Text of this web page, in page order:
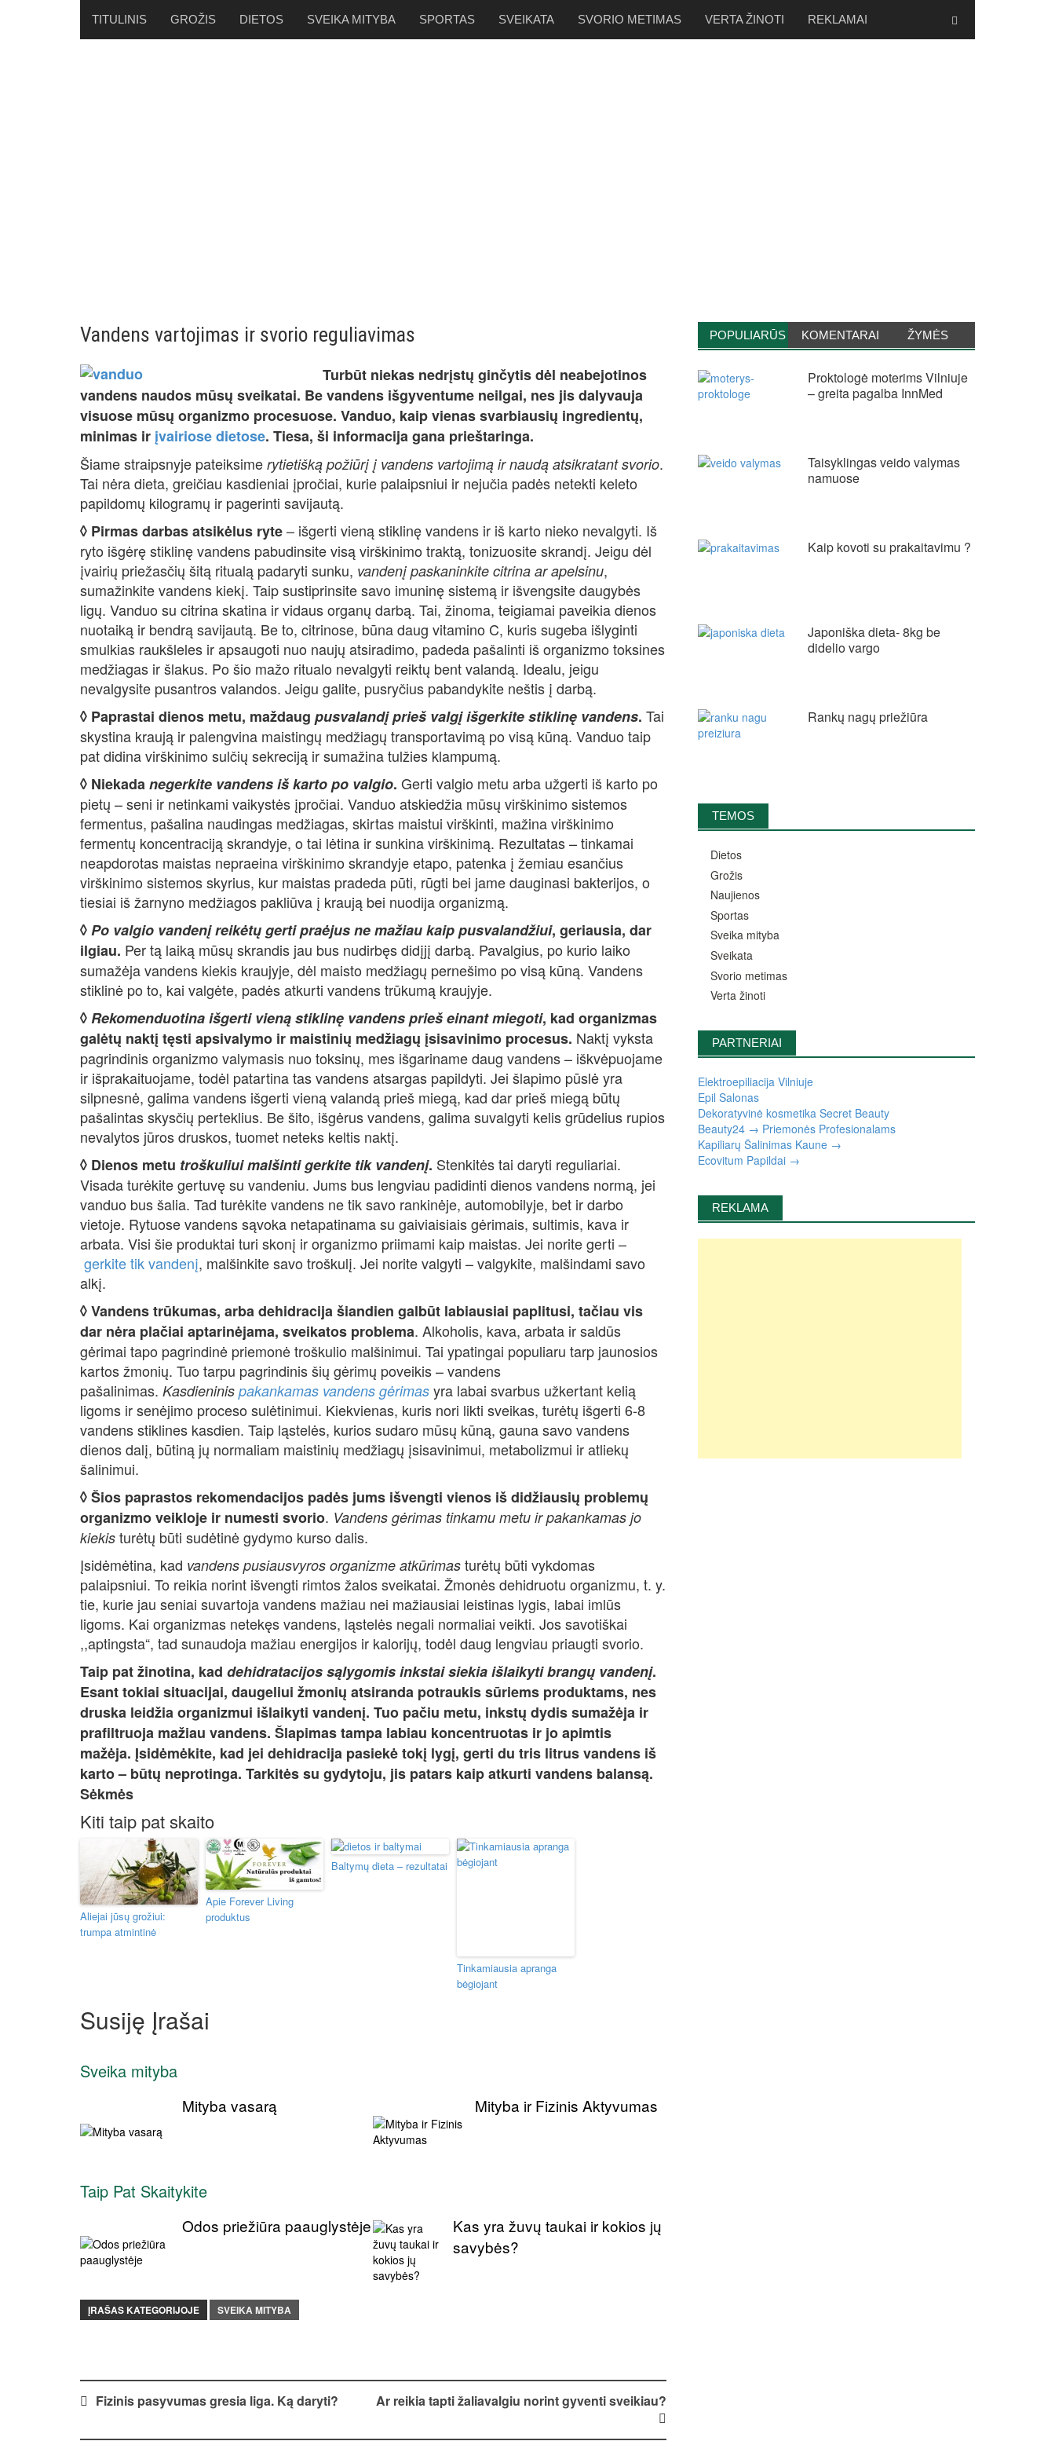
TITULINIS GROŽIS DIETOS SVEIKA MITYBA SPORTAS SVEIKATA SVORIO METIMAS VERTA ŽINOTI REKLAMAI
Vandens vartojimas ir svorio reguliavimas
Turbūt niekas nedrįstų ginčytis dėl neabejotinos
vandens naudos mūsų sveikatai. Be vandens išgyventume neilgai, nes jis dalyvauja
visuose mūsų organizmo procesuose. Vanduo, kaip vienas svarbiausių ingredientų,
minimas ir įvairiose dietose. Tiesa, ši informacija gana prieštaringa.
Šiame straipsnyje pateiksime rytietišką požiūrį į vandens vartojimą ir naudą atsikratant svorio.
Tai nėra dieta, greičiau kasdieniai įpročiai, kurie palaipsniui ir nejučia padės netekti keleto
papildomų kilogramų ir pagerinti savijautą.
◊ Pirmas darbas atsikėlus ryte– išgerti vieną stiklinę vandens ir iš karto nieko nevalgyti. Iš
ryto išgėrę stiklinę vandens pabudinsite visą virškinimo traktą, tonizuosite skrandį. Jeigu dėl
įvairių priežasčių šitą ritualą padaryti sunku, vandenį paskaninkite citrina ar apelsinu,
sumažinkite vandens kiekį. Taip sustiprinsite savo imuninę sistemą ir išvengsite daugybės
ligų. Vanduo su citrina skatina ir vidaus organų darbą. Tai, žinoma, teigiamai paveikia dienos
nuotaiką ir bendrą savijautą. Be to, citrinose, būna daug vitamino C, kuris sugeba išlyginti
smulkias raukšleles ir apsaugoti nuo naujų atsiradimo, padeda pašalinti iš organizmo toksines
medžiagas ir šlakus. Po šio mažo ritualo nevalgyti reiktų bent valandą. Idealu, jeigu
nevalgysite pusantros valandos. Jeigu galite, pusryčius pabandykite neštis į darbą.
◊ Paprastai dienos metu, maždaug pusvalandį prieš valgį išgerkite stiklinę vandens. Tai
skystina kraują ir palengvina maistingų medžiagų transportavimą po visą kūną. Vanduo taip
pat didina virškinimo sulčių sekreciją ir sumažina tulžies klampumą.
◊ Niekadanegerkite vandens iš karto po valgio. Gerti valgio metu arba užgerti iš karto po
pietų – seni ir netinkami vaikystės įpročiai. Vanduo atskiedžia mūsų virškinimo sistemos
fermentus, pašalina naudingas medžiagas, skirtas maistui virškinti, mažina virškinimo
fermentų koncentraciją skrandyje, o tai lėtina ir sunkina virškinimą. Rezultatas – tinkamai
neapdorotas maistas nepraeina virškinimo skrandyje etapo, patenka į žemiau esančius
virškinimo sistemos skyrius, kur maistas pradeda pūti, rūgti bei jame dauginasi bakterijos, o
tiesiai iš žarnyno medžiagos pakliūva į kraują bei nuodija organizmą.
◊Po valgio vandenį reikėtų gerti praėjus ne mažiau kaip pusvalandžiui, geriausia, dar
ilgiau. Per tą laiką mūsų skrandis jau bus nudirbęs didįjį darbą. Pavalgius, po kurio laiko
sumažėja vandens kiekis kraujyje, dėl maisto medžiagų pernešimo po visą kūną. Vandens
stiklinė po to, kai valgėte, padės atkurti vandens trūkumą kraujyje.
◊Rekomenduotina išgerti vieną stiklinę vandens prieš einant miegoti, kad organizmas
galėtų naktį tęsti apsivalymo ir maistinių medžiagų įsisavinimo procesus. Naktį vyksta
pagrindinis organizmo valymasis nuo toksinų, mes išgariname daug vandens – iškvėpuojame
ir išprakaituojame, todėl patartina tas vandens atsargas papildyti. Jei šlapimo pūslė yra
silpnesnė, galima vandens išgerti vieną valandą prieš miegą, kad dar prieš miegą būtų
pašalintas skysčių perteklius. Be šito, išgėrus vandens, galima suvalgyti kelis grūdelius rupios
nevalytos jūros druskos, tuomet neteks keltis naktį.
◊ Dienos metu troškuliui malšinti gerkite tik vandenį. Stenkitės tai daryti reguliariai.
Visada turėkite gertuvę su vandeniu. Jums bus lengviau padidinti dienos vandens normą, jei
vanduo bus šalia. Tad turėkite vandens ne tik savo rankinėje, automobilyje, bet ir darbo
vietoje. Rytuose vandens sąvoka netapatinama su gaiviaisiais gėrimais, sultimis, kava ir
arbata. Visi šie produktai turi skonį ir organizmo priimami kaip maistas. Jei norite gerti –
gerkite tik vandenį, malšinkite savo troškulį. Jei norite valgyti – valgykite, malšindami savo
alkį.
◊ Vandens trūkumas, arba dehidracija šiandien galbūt labiausiai paplitusi, tačiau vis
dar nėra plačiai aptarinėjama, sveikatos problema. Alkoholis, kava, arbata ir saldūs
gėrimai tapo pagrindinė priemonė troškulio malšinimui. Tai ypatingai populiaru tarp jaunosios
kartos žmonių. Tuo tarpu pagrindinis šių gėrimų poveikis – vandens
pašalinimas. Kasdieninis pakankamas vandens gėrimas yra labai svarbus užkertant kelią
ligoms ir senėjimo proceso sulėtinimui. Kiekvienas, kuris nori likti sveikas, turėtų išgerti 6-8
vandens stiklines kasdien. Taip ląstelės, kurios sudaro mūsų kūną, gauna savo vandens
dienos dalį, būtiną jų normaliam maistinių medžiagų įsisavinimui, metabolizmui ir atliekų
šalinimui.
◊ Šios paprastos rekomendacijos padės jums išvengti vienos iš didžiausių problemų
organizmo veikloje ir numesti svorio. Vandens gėrimas tinkamu metu ir pakankamas jo
kiekis turėtų būti sudėtinė gydymo kurso dalis.
Įsidėmėtina, kad vandens pusiausvyros organizme atkūrimas turėtų būti vykdomas
palaipsniui. To reikia norint išvengti rimtos žalos sveikatai. Žmonės dehidruotu organizmu, t. y.
tie, kurie jau seniai suvartoja vandens mažiau nei mažiausiai leistinas lygis, labai imlūs
ligoms. Kai organizmas netekęs vandens, ląstelės negali normaliai veikti. Jos savotiškai
,,aptingsta“, tad sunaudoja mažiau energijos ir kalorijų, todėl daug lengviau priaugti svorio.
Taip pat žinotina, kad dehidratacijos sąlygomis inkstai siekia išlaikyti brangų vandenį.
Esant tokiai situacijai, daugeliui žmonių atsiranda potraukis sūriems produktams, nes
druska leidžia organizmui išlaikyti vandenį. Tuo pačiu metu, inkstų dydis sumažėja ir
prafiltruoja mažiau vandens. Šlapimas tampa labiau koncentruotas ir jo apimtis
mažėja. Įsidėmėkite, kad jei dehidracija pasiekė tokį lygį, gerti du tris litrus vandens iš
karto – būtų neprotinga. Tarkitės su gydytoju, jis patars kaip atkurti vandens balansą.
Sėkmės
Kiti taip pat skaito
Aliejai jūsų grožiui:
trumpa atmintinė
Apie Forever Living
produktus
Baltymų dieta – rezultatai
Tinkamiausia apranga
bėgiojant
Susiję Įrašai
Sveika mityba
Mityba vasarą Mityba ir Fizinis Aktyvumas
Taip Pat Skaitykite
Odos priežiūra paauglystėje
Kas yra žuvų taukai ir kokios jų
savybės?
ĮRAŠAS KATEGORIJOJE SVEIKA MITYBA
Post
navigation
Fizinis pasyvumas gresia liga. Ką daryti? Ar reikia tapti žaliavalgiu norint gyventi sveikiau?
POPULIARŪS KOMENTARAI ŽYMĖS
Proktologė moterims Vilniuje
– greita pagalba InnMed
Taisyklingas veido valymas
namuose
Kaip kovoti su prakaitavimu ?
Japoniška dieta- 8kg be
didelio vargo
Rankų nagų priežiūra
TEMOS
Dietos
Grožis
Naujienos
Sportas
Sveika mityba
Sveikata
Svorio metimas
Verta žinoti
PARTNERIAI
Elektroepiliacija Vilniuje
Epil Salonas
Dekoratyvinė kosmetika Secret Beauty
Beauty24 → Priemonės Profesionalams
Kapiliarų Šalinimas Kaune →
Ecovitum Papildai →
REKLAMA